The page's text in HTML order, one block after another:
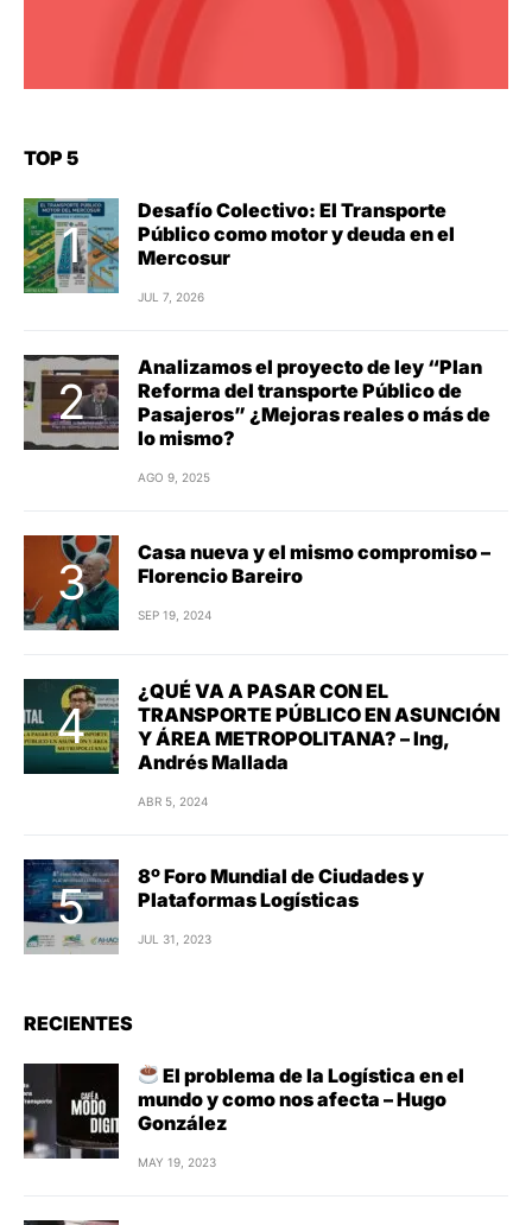
TOP 5
Desafío Colectivo: El Transporte
Público como motor y deuda en el
Mercosur
JUL 7, 2026
Analizamos el proyecto de ley “Plan
Reforma del transporte Público de
Pasajeros” ¿Mejoras reales o más de
lo mismo?
AGO 9, 2025
Casa nueva y el mismo compromiso –
Florencio Bareiro
SEP 19, 2024
¿QUÉ VA A PASAR CON EL
TRANSPORTE PÚBLICO EN ASUNCIÓN
Y ÁREA METROPOLITANA? – Ing,
Andrés Mallada
ABR 5, 2024
8º Foro Mundial de Ciudades y
Plataformas Logísticas
JUL 31, 2023
RECIENTES
El problema de la Logística en el
mundo y como nos afecta – Hugo
González
MAY 19, 2023